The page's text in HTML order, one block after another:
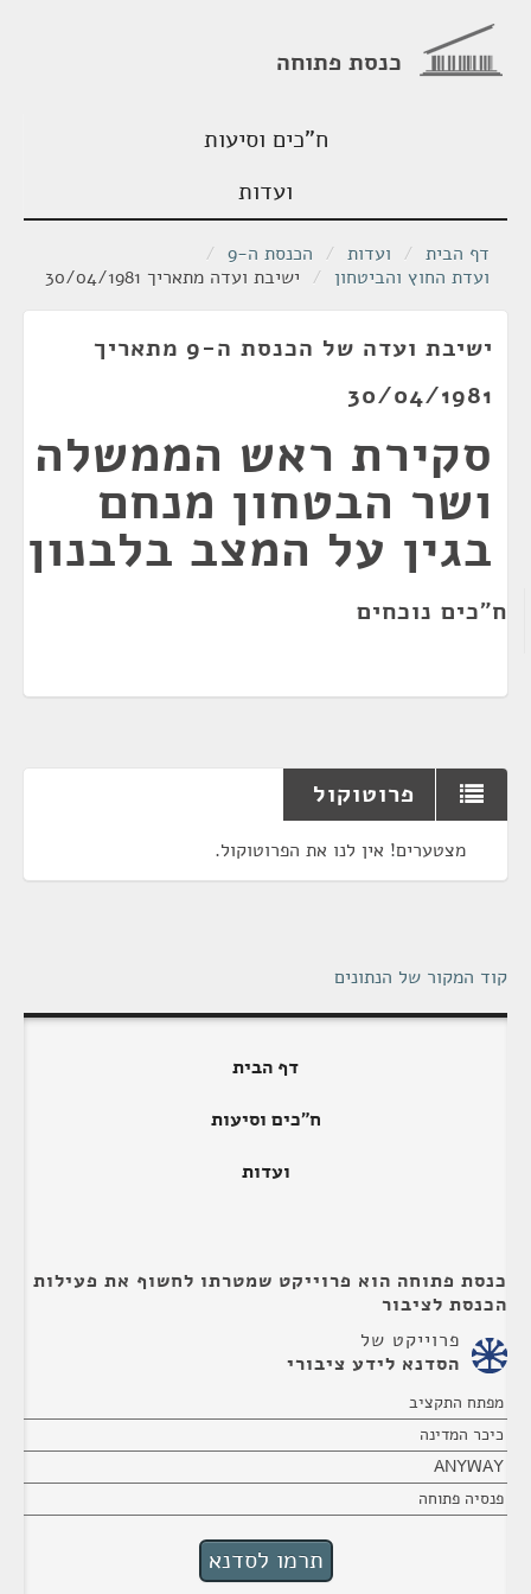
כנסת פתוחה
ח"כים וסיעות
ועדות
דף הבית / ועדות / הכנסת ה-9
/
ועדת החוץ והביטחון / ישיבת ועדה מתאריך 30/04/1981
ישיבת ועדה של הכנסת ה-9 מתאריך
30/04/1981
סקירת ראש הממשלה
ושר הבטחון מנחם
בגין על המצב בלבנון
ח"כים נוכחים
פרוטוקול
מצטערים! אין לנו את הפרוטוקול.
קוד המקור של הנתונים
דף הבית
ח"כים וסיעות
ועדות
כנסת פתוחה הוא פרוייקט שמטרתו לחשוף את פעילות
הכנסת לציבור
פרוייקט של
הסדנא לידע ציבורי
מפתח התקציב
כיכר המדינה
ANYWAY
פנסיה פתוחה